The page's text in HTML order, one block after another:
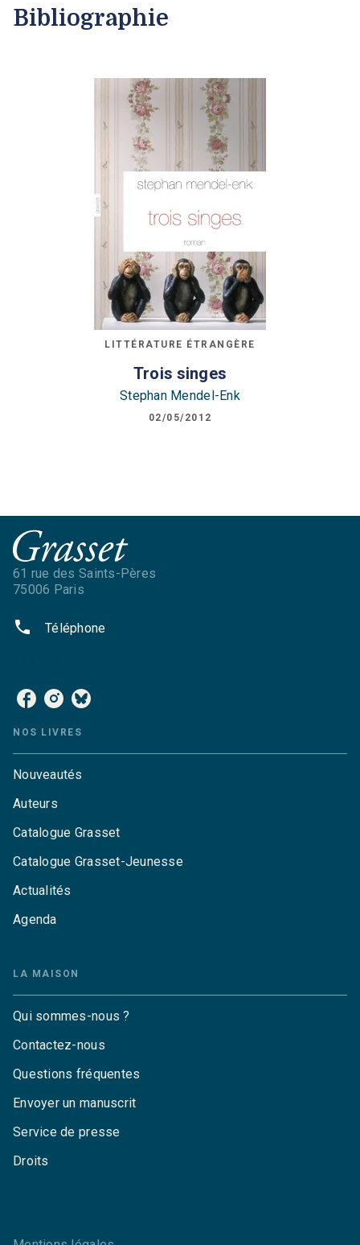
Bibliographie
LITTÉRATURE ÉTRANGÈRE
Trois singes
Stephan Mendel-Enk
02/05/2012
61 rue des Saints-Pères
75006 Paris
phone Téléphone
NOS LIVRES
Nouveautés
Auteurs
Catalogue Grasset
Catalogue Grasset-Jeunesse
Actualités
Agenda
LA MAISON
Qui sommes-nous ?
Contactez-nous
Questions fréquentes
Envoyer un manuscrit
Service de presse
Droits